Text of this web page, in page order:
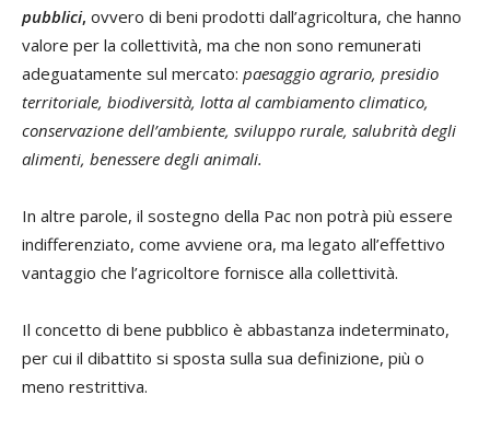
pubblici, ovvero di beni prodotti dall’agricoltura, che hanno
valore per la collettività, ma che non sono remunerati
adeguatamente sul mercato: paesaggio agrario, presidio
territoriale, biodiversità, lotta al cambiamento climatico,
conservazione dell’ambiente, sviluppo rurale, salubrità degli
alimenti, benessere degli animali.
In altre parole, il sostegno della Pac non potrà più essere
indifferenziato, come avviene ora, ma legato all’effettivo
vantaggio che l’agricoltore fornisce alla collettività.
Il concetto di bene pubblico è abbastanza indeterminato,
per cui il dibattito si sposta sulla sua definizione, più o
meno restrittiva.